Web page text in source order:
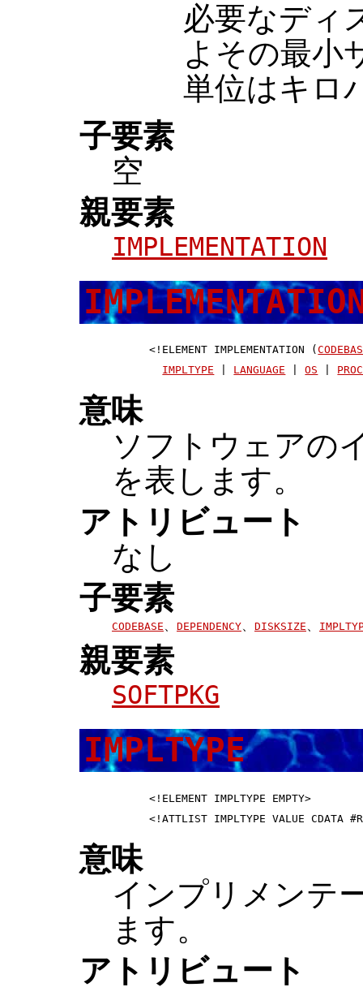
必要なディ
よその最小
単位はキロ
子要素
空
親要素
IMPLEMENTATION
<!ELEMENT IMPLEMENTATION (
IMPLTYPE
LANGUAGE | OS
意味
ソフトウェアの
を表します。
アトリビュート
なし
子要素
CODEBASE 、 DEPENDENCY、 DISKSIZE 、
親要素
SOFTPKG
IMPLTYPE
<!ELEMENT IMPLTYPE
意味
インプリメンテ
ます。
アトリビュート